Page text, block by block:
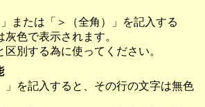
または「＞（全角）」を記入する
色で表示されます。
別する為に使ってください。
」を記入すると、その行の文字は無色